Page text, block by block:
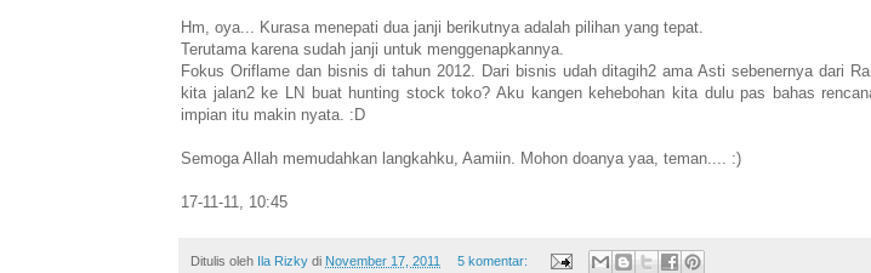
Hm, oya... Kurasa menepati dua janji berikutnya adalah pilihan yang tepat.
Terutama karena sudah janji untuk menggenapkannya.
Fokus Oriflame dan bisnis di tahun 2012. Dari bisnis udah ditagih2 ama Asti sebenernya dari
kita jalan2 ke LN buat hunting stock toko? Aku kangen kehebohan kita dulu pas bahas
impian itu makin nyata. :D
Semoga Allah memudahkan langkahku, Aamiin. Mohon doanya yaa, teman.... :)
17-11-11, 10:45
Ditulis oleh Ila Rizky di November 17, 2011 5 komentar: